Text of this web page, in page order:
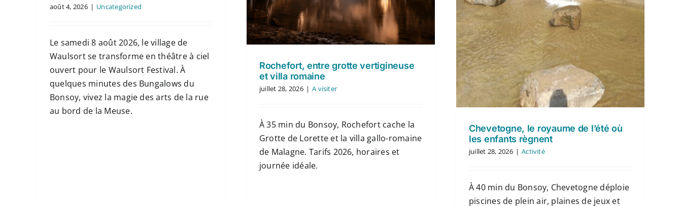
août 4, 2026 | Uncategorized
Le samedi 8 août 2026, le village de
Waulsort se transforme en théâtre à ciel
ouvert pour le Waulsort Festival. À
quelques minutes des Bungalows du
Bonsoy, vivez la magie des arts de la rue
au bord de la Meuse.
Rochefort, entre grotte vertigineuse
et villa romaine
juillet 28, 2026 | A visiter
À 35 min du Bonsoy, Rochefort cache la
Grotte de Lorette et la villa gallo-romaine
de Malagne. Tarifs 2026, horaires et
journée idéale.
Chevetogne, le royaume de l’été où
les enfants règnent
juillet 28, 2026 | Activité
À 40 min du Bonsoy, Chevetogne déploie
piscines de plein air, plaines de jeux et